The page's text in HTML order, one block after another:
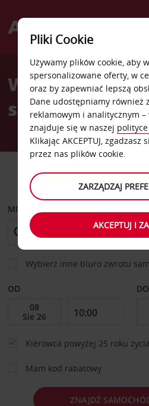
Welcome
AvisWypożyczalnia
samochodów
MIEJSCE ODBIORU
Wybierz inne biuro zwrotu
OD DO
Kierowca powyżej 25 roku życia
Mam kod rabatowy
ZNAJDŹ
Pliki Cookie
Używamy plików cookie, aby
spersonalizowane oferty, w
oraz by zapewniać lepszą
Dane udostępniamy również
reklamowym i analitycznym
znajduje się w naszej
Klikając AKCEPTUJ,
przez nas plików cookie.
ZARZĄDZAJ
AKCEPTUJ I